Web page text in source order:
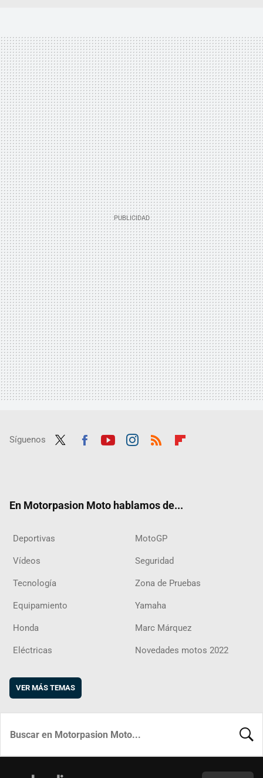
Síguenos
En Motorpasion Moto hablamos de...
Deportivas MotoGP
Vídeos Seguridad
Tecnología Zona de Pruebas
Equipamiento Yamaha
Honda Marc Márquez
Eléctricas Novedades motos 2022
VER MÁS TEMAS